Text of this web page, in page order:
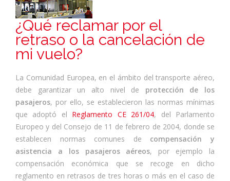
¿Qué reclamar por el
retraso o la cancelación de
mi vuelo?
La Comunidad Europea, en el ámbito del transporte aéreo,
debe garantizar un alto nivel de protección de los
pasajeros, por ello, se establecieron las normas mínimas
que adoptó el Reglamento CE 261/04, del Parlamento
Europeo y del Consejo de 11 de febrero de 2004, donde se
establecen normas comunes de compensación y
asistencia a los pasajeros aéreos, por ejemplo la
compensación económica que se recoge en dicho
reglamento en retrasos de tres horas o más en el caso de